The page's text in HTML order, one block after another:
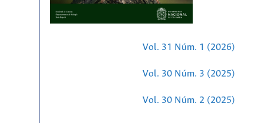
Vol. 31 Núm. 1 (2026)
Vol. 30 Núm. 3 (2025)
Vol. 30 Núm. 2 (2025)